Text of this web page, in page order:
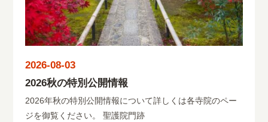
2026-08-03
2026秋の特別公開情報
2026年秋の特別公開情報について詳しくは各寺院のペー
ジを御覧ください。 聖護院門跡